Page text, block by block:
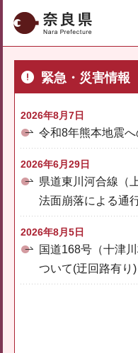
奈良県
緊急・災害情報
2026年8月7日
令和8年熊本地震
2026年6月29日
県道東川河合線（
法面崩落による通
2026年8月5日
国道168号（十津
ついて(迂回路有り)